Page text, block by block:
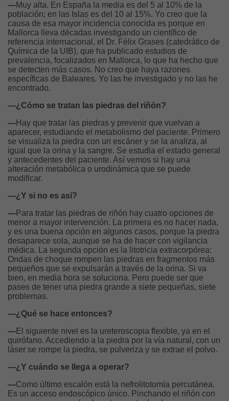
—Muy alta. En España la media es del 5 al 10% de la
población; en las Islas es del 10 al 15%. Yo creo que la
causa de esa mayor incidencia conocida es porque en
Mallorca lleva décadas investigando un científico de
referencia internacional, el Dr. Félix Grases (catedrático de
Química de la UIB), que ha publicado estudios de
prevalencia, focalizados en Mallorca, lo que ha hecho que
se detecten más casos. No creo que haya razones
específicas de Baleares. Yo las he investigado y no las he
encontrado.
—¿Cómo se tratan las piedras del riñón?
—Hay que tratar las piedras y prevenir que vuelvan a
aparecer, estudiando el metabolismo del paciente. Primero
se visualiza la piedra con un escáner y se la analiza, al
igual que la orina y la sangre. Se estudia el estado general
y antecedentes del paciente. Así vemos si hay una
alteración metabólica o urodinámica que se puede
modificar.
—¿Y si no es así?
—Para tratar las piedras de riñón hay cuatro opciones de
menor a mayor intervención. La primera es no hacer nada,
y es una buena opción en algunos casos, porque la piedra
desaparece sola, aunque se ha de hacer con vigilancia
médica. La segunda opción es la litotricia extracorpórea:
Ondas de choque rompen las piedras en fragmentos más
pequeños que se expulsarán a través de la orina. Si va
bien, en media hora se soluciona. Pero puede ser que
pases de tener una piedra grande a siete pequeñas, siete
problemas.
—¿Qué se hace entonces?
—El siguiente nivel es la ureteroscopia flexible, ya en el
quirófano. Accediendo a la piedra por la vía natural, con un
láser se rompe la piedra, se pulveriza y se extrae el polvo.
—¿Y cuándo se llega a operar?
—Como último escalón está la nefrolitotomía percutánea.
Es un acceso endoscópico único. Pinchando el riñón con